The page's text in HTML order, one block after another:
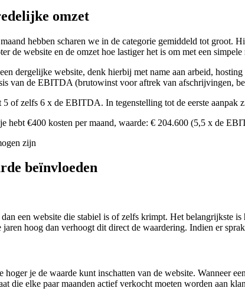
omzet
hebben scharen we in de categorie gemiddeld tot groot.
de website en de omzet hoe lastiger het is om met een
dergelijke website, denk hierbij met name aan arbeid,
van de EBITDA (brutowinst voor aftrek van afschrijvingen,
zelfs 6 x de EBITDA. In tegenstelling tot de eerste aanpak
hebt €400 kosten per maand, waarde: € 204.600 (5,5 x de
zijn
beïnvloeden
een website die stabiel is of zelfs krimpt. Het belangrijkste
hoog dan verhoogt dit direct de waardering. Indien er
je de waarde kunt inschatten van de website. Wanneer
die elke paar maanden actief verkocht moeten worden aan